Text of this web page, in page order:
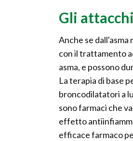
Gli attacchi
Anche se
con il trattamento
asma, e possono
La terapia di base
broncodilatatori a
sono farmaci che
effetto
efficace farmaco